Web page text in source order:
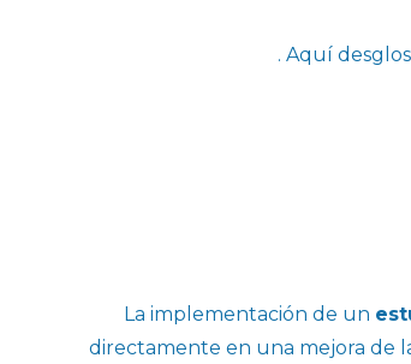
. Aquí
La implementación de un
directamente en una mejora de